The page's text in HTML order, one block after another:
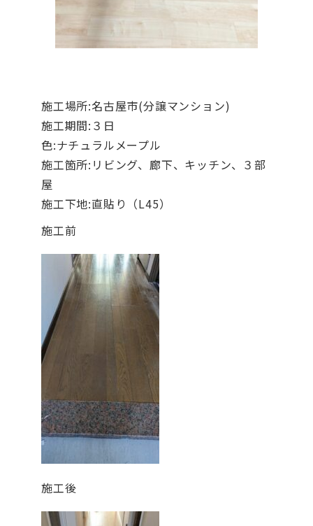
施工場所:名古屋市(分譲マンション)
施工期間:３日
色:ナチュラルメープル
施工箇所:リビング、廊下、キッチン、３部
屋
施工下地:直貼り（L45）
施工前
施工後